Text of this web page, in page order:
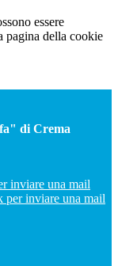
essere
pagina della cookie
di Crema
inviare una mail
per inviare una mail